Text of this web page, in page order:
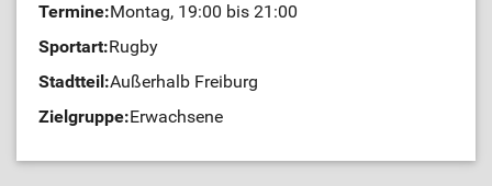
Termine:Montag, 19:00 bis 21:00
Sportart:Rugby
Stadtteil:Außerhalb Freiburg
Zielgruppe:Erwachsene